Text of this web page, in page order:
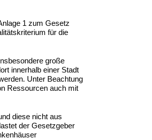
1 zum Gesetz
für die
große
innerhalb einer Stadt
Unter Beachtung
Ressourcen auch mit
diese nicht aus
der Gesetzgeber